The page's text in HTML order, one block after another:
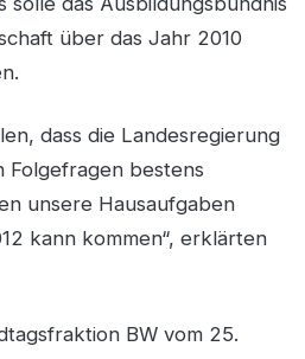
über das Jahr 2010
dass die Landesregierung
Folgefragen bestens
unsere Hausaufgaben
kann kommen“, erklärten
BW vom 25.